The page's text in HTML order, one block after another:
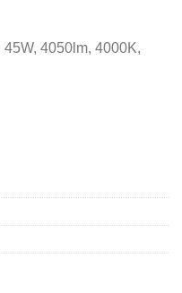
45W, 4050lm, 4000K,